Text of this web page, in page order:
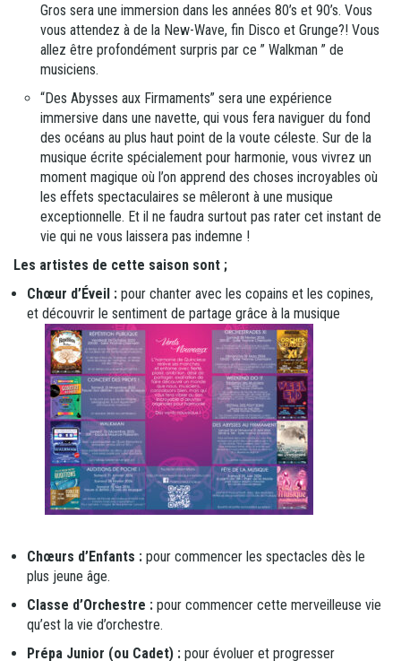
Gros sera une immersion dans les années 80’s et 90’s. Vous
vous attendez à de la New-Wave, fin Disco et Grunge?! Vous
allez être profondément surpris par ce ” Walkman ” de
musiciens.
“Des Abysses aux Firmaments” sera une expérience
immersive dans une navette, qui vous fera naviguer du fond
des océans au plus haut point de la voute céleste. Sur de la
musique écrite spécialement pour harmonie, vous vivrez un
moment magique où l’on apprend des choses incroyables où
les effets spectaculaires se mêleront à une musique
exceptionnelle. Et il ne faudra surtout pas rater cet instant de
vie qui ne vous laissera pas indemne !
Les artistes de cette saison sont ;
Chœur d’Éveil : pour chanter avec les copains et les copines,
et découvrir le sentiment de partage grâce à la musique
Chœurs d’Enfants : pour commencer les spectacles dès le
plus jeune âge.
Classe d’Orchestre : pour commencer cette merveilleuse vie
qu’est la vie d’orchestre.
Prépa Junior (ou Cadet) : pour évoluer et progresser